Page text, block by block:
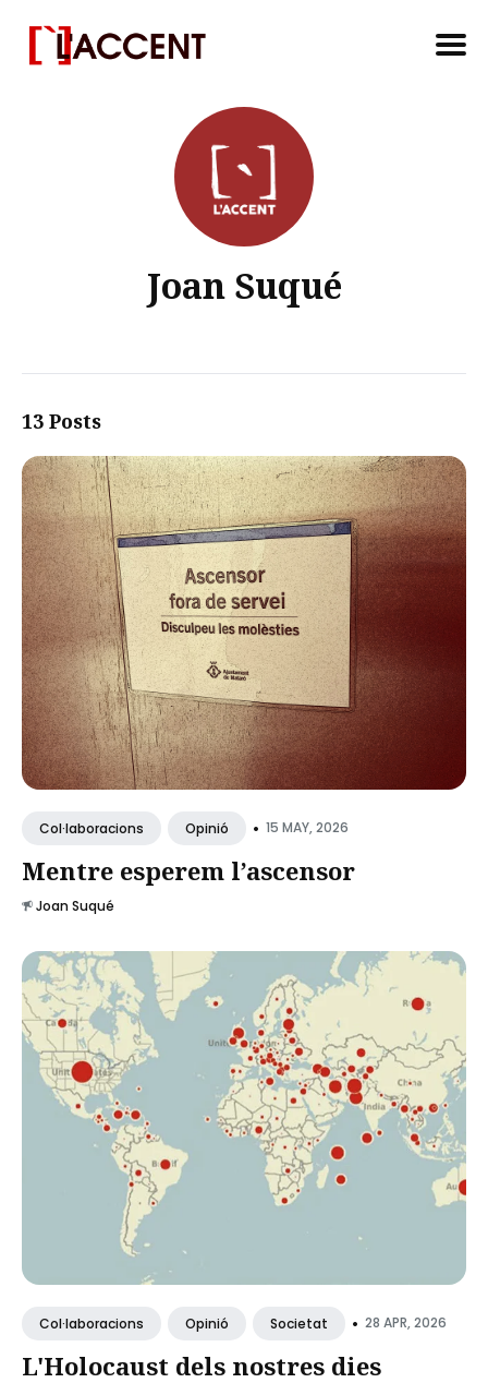
Joan Suqué
13 Posts
Col·laboracions Opinió • 15 MAY, 2026
Mentre esperem l’ascensor
Joan Suqué
Col·laboracions Opinió Societat • 28 APR, 2026
L'Holocaust dels nostres dies